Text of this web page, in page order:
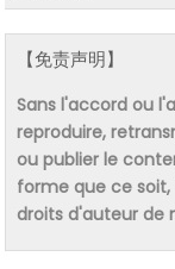
【免责声明】
Sans l'accord ou
reproduire,
ou publier le
forme que ce
droits d'auteur de